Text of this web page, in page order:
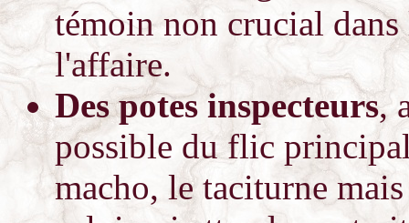
témoin non crucial
l'affaire.
Des potes inspecteurs,
possible du flic
macho, le taciturne